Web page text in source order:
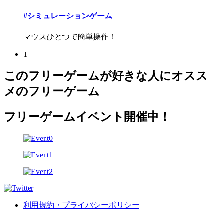
#シミュレーションゲーム
マウスひとつで簡単操作！
1
このフリーゲームが好きな人にオスス
メのフリーゲーム
フリーゲームイベント開催中！
利用規約・プライバシーポリシー